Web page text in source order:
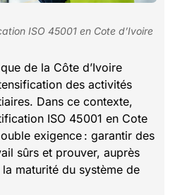
ISO 45001 en Cote d’Ivoire
de la Côte d’Ivoire
des activités
Dans ce contexte,
ISO 45001 en Cote
exigence : garantir des
sûrs et prouver, auprès
maturité du système de